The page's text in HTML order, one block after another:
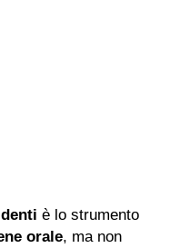
è lo strumento
orale, ma non